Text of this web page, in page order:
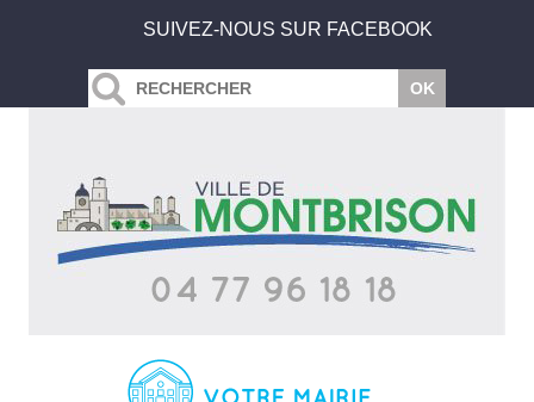
SUIVEZ-NOUS SUR FACEBOOK